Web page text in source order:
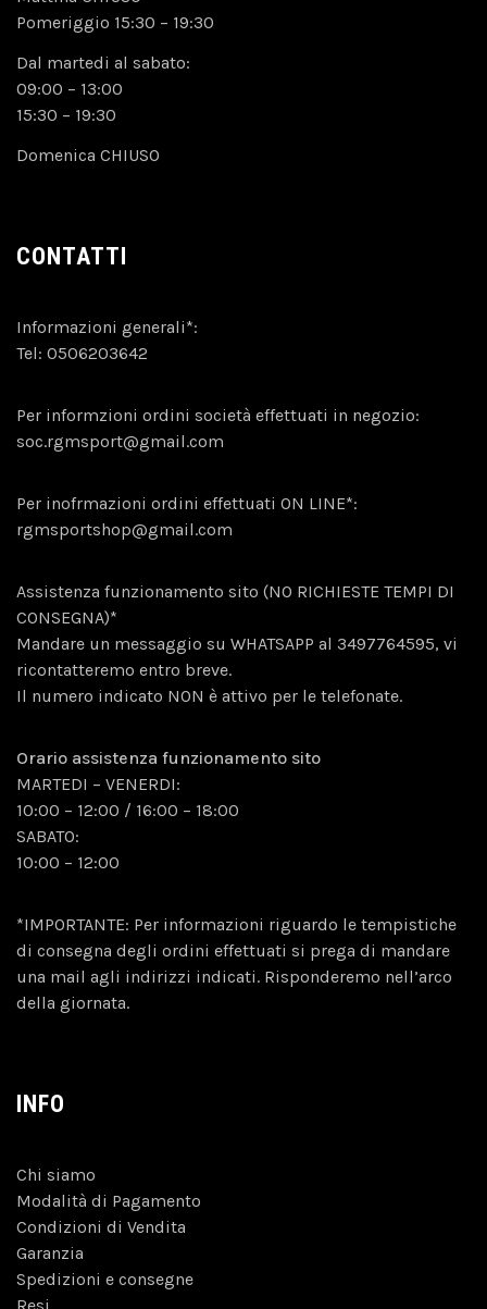
Pomeriggio 15:30 – 19:30
Dal martedi al sabato:
09:00 – 13:00
15:30 – 19:30
Domenica CHIUSO
CONTATTI
Informazioni generali*:
Tel: 0506203642
Per informzioni ordini società effettuati in negozio:
soc.rgmsport@gmail.com
Per inofrmazioni ordini effettuati ON LINE*:
rgmsportshop@gmail.com
Assistenza funzionamento sito (NO RICHIESTE TEMPI DI
CONSEGNA)*
Mandare un messaggio su WHATSAPP al 3497764595, vi
ricontatteremo entro breve.
Il numero indicato NON è attivo per le telefonate.
Orario assistenza funzionamento sito
MARTEDI – VENERDI:
10:00 – 12:00 / 16:00 – 18:00
SABATO:
10:00 – 12:00
*IMPORTANTE: Per informazioni riguardo le tempistiche
di consegna degli ordini effettuati si prega di mandare
una mail agli indirizzi indicati. Risponderemo nell’arco
della giornata.
INFO
Chi siamo
Modalità di Pagamento
Condizioni di Vendita
Garanzia
Spedizioni e consegne